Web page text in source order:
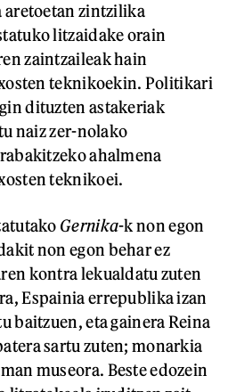
aretoetan zintzilika
litzaidake orain
zaintzaileak hain
teknikoekin. Politikari
dituzten astakeriak
naiz zer-nolako
ahalmena
teknikoei.
Gernika-k non egon
non egon behar ez
kontra lekualdatu zuten
Espainia errepublika izan
baitzuen, eta gainera Reina
sartu zuten; monarkia
museora. Beste edozein